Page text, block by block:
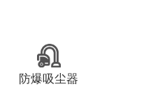
防爆吸尘器